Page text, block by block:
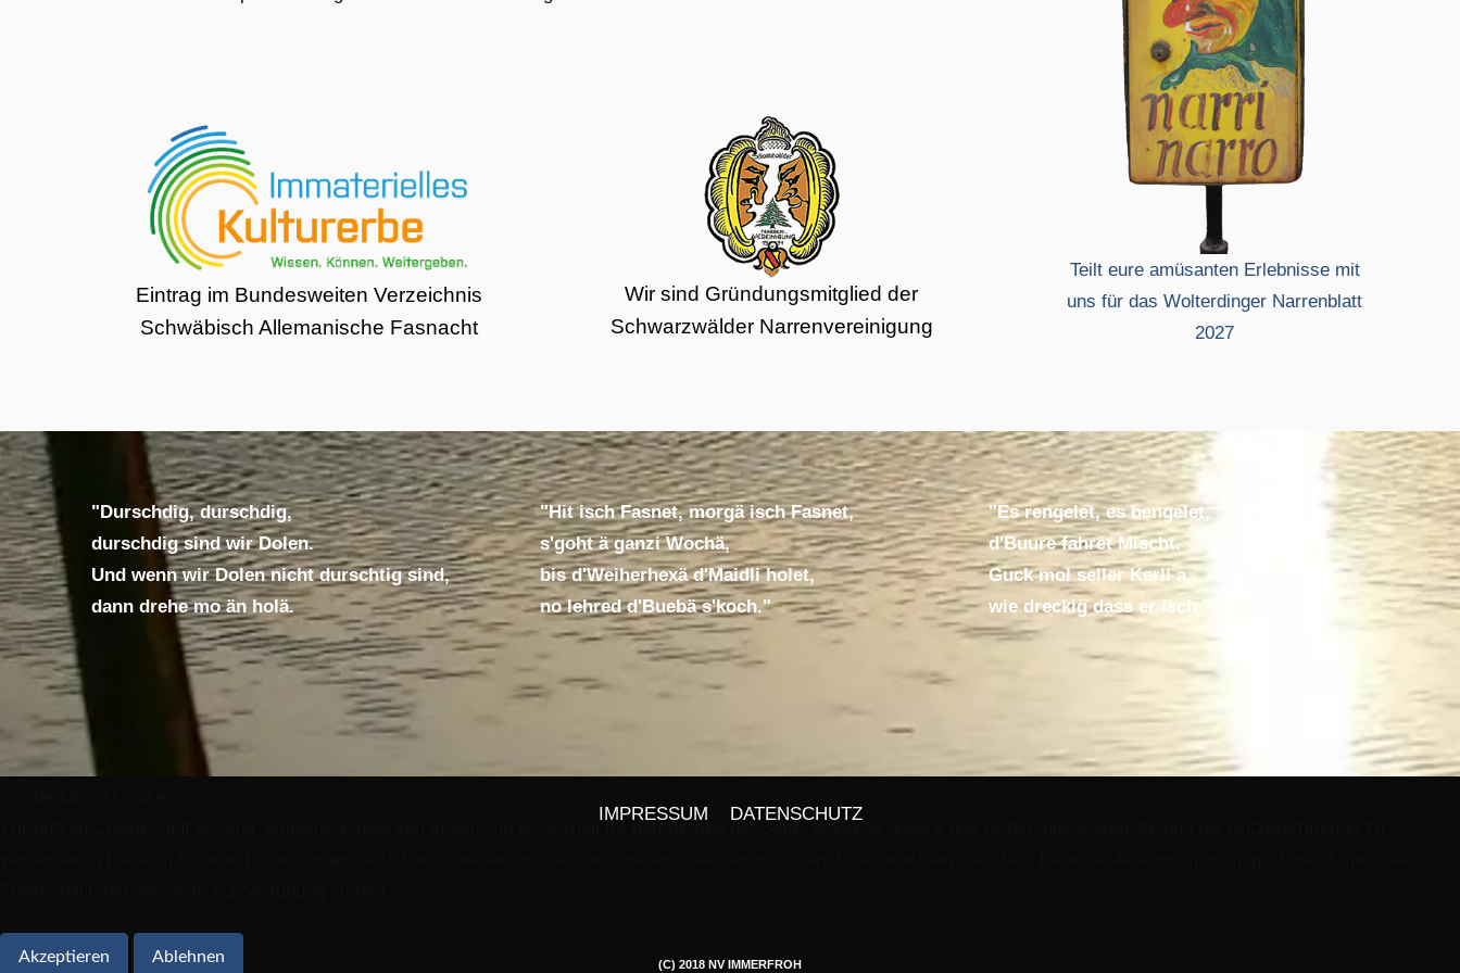
Teilt eure amüsanten Erlebnisse mit
uns für das Wolterdinger Narrenblatt
2027
Eintrag im Bundesweiten Verzeichnis
Schwäbisch Allemanische Fasnacht
Wir sind Gründungsmitglied der
Schwarzwälder Narrenvereinigung
"Durschdig, durschdig,
durschdig sind wir Dolen.
Und wenn wir Dolen nicht durschtig sind,
dann drehe mo än holä.
"Hit isch Fasnet, morgä isch Fasnet,
s'goht ä ganzi Wochä,
bis d'Weiherhexä d'Maidli holet,
no lehred d'Buebä s'koch."
"Es rengelet, es bengelet,
d'Buure fahret Mischt.
Guck mol seller Kerli a,
wie dreckig dass er isch."
IMPRESSUM DATENSCHUTZ
(C) 2018 NV IMMERFROH
Akzeptieren Ablehnen